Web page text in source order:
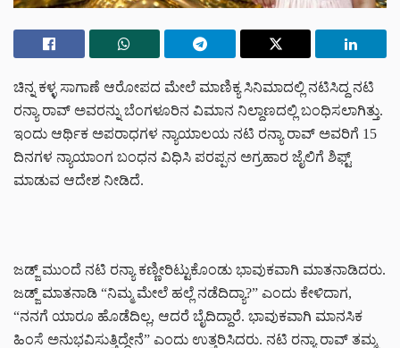
ಚಿನ್ನ ಕಳ್ಳ ಸಾಗಾಣೆ ಆರೋಪದ ಮೇಲೆ ಮಾಣಿಕ್ಯ ಸಿನಿಮಾದಲ್ಲಿ ನಟಿಸಿದ್ದ ನಟಿ
ರನ್ಯಾ ರಾವ್‌ ಅವರನ್ನು ಬೆಂಗಳೂರಿನ ವಿಮಾನ ನಿಲ್ದಾಣದಲ್ಲಿ ಬಂಧಿಸಲಾಗಿತ್ತು.
ಇಂದು ಆರ್ಥಿಕ ಅಪರಾಧಗಳ ನ್ಯಾಯಾಲಯ ನಟಿ ರನ್ಯಾ ರಾವ್‌ ಅವರಿಗೆ 15
ದಿನಗಳ ನ್ಯಾಯಾಂಗ ಬಂಧನ ವಿಧಿಸಿ ಪರಪ್ಪನ ಅಗ್ರಹಾರ ಜೈಲಿಗೆ ಶಿಫ್ಟ್
ಮಾಡುವ ಆದೇಶ ನೀಡಿದೆ.
ಜಡ್ಜ್‌ ಮುಂದೆ ನಟಿ ರನ್ಯಾ ಕಣ್ಣೀರಿಟ್ಟುಕೊಂಡು ಭಾವುಕವಾಗಿ ಮಾತನಾಡಿದರು.
ಜಡ್ಜ್‌ ಮಾತನಾಡಿ “ನಿಮ್ಮ ಮೇಲೆ ಹಲ್ಲೆ ನಡೆದಿದ್ಯಾ?” ಎಂದು ಕೇಳಿದಾಗ,
“ನನಗೆ ಯಾರೂ ಹೊಡೆದಿಲ್ಲ, ಆದರೆ ಬೈದಿದ್ದಾರೆ. ಭಾವುಕವಾಗಿ ಮಾನಸಿಕ
ಹಿಂಸೆ ಅನುಭವಿಸುತ್ತಿದ್ದೇನೆ” ಎಂದು ಉತ್ತರಿಸಿದರು. ನಟಿ ರನ್ಯಾ ರಾವ್ ತಮ್ಮ